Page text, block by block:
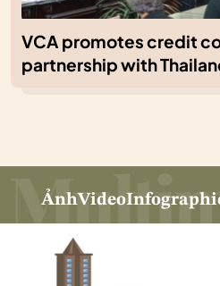
VCA promotes credit
partnership with
ẢnhVideo